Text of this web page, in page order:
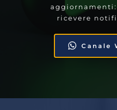
ricevere
Canale